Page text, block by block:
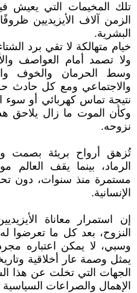
تلك المخيمات التي يعيش
الزمن آلاف الأيزيديين
البشرية.
خيام متهالكة لا تقي برد
ولا تصمد أمام العواصف
وسط الحرمان والخوف
والاجتماعي ومع كل حادث
نتيجة تماس كهربائي أو سوء
وكأن الموت ما زال يلاحق
نزوحه.
تُزهق أرواح بريئة بصمت
الرماد، بينما يقف العالم
مستمرة منذ سنوات، دون
الإنسانية.
إن استمرار معاناة
النزوح، بعد كل ما تعرضوا
وسبي، لا يمكن اعتباره
يمثل وصمة عار أخلاقية
الجهات التي تخلت عن هذا
الإهمال والصراعات